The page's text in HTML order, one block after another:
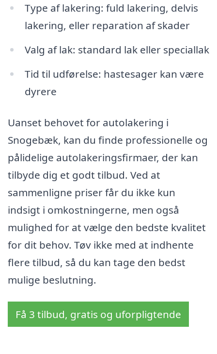
Type af lakering: fuld lakering, delvis
lakering, eller reparation af skader
Valg af lak: standard lak eller speciallak
Tid til udførelse: hastesager kan være
dyrere
Uanset behovet for autolakering i
Snogebæk, kan du finde professionelle og
pålidelige autolakeringsfirmaer, der kan
tilbyde dig et godt tilbud. Ved at
sammenligne priser får du ikke kun
indsigt i omkostningerne, men også
mulighed for at vælge den bedste kvalitet
for dit behov. Tøv ikke med at indhente
flere tilbud, så du kan tage den bedst
mulige beslutning.
Få 3 tilbud, gratis og uforpligtende